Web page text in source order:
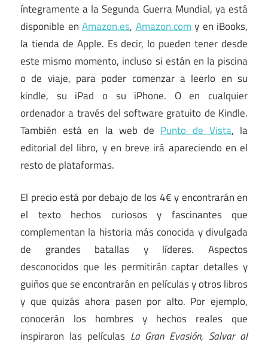
íntegramente a la Segunda Guerra Mundial, ya está
disponible en Amazon.es, Amazon.com y en iBooks,
la tienda de Apple. Es decir, lo pueden tener desde
este mismo momento, incluso si están en la piscina
o de viaje, para poder comenzar a leerlo en su
kindle, su iPad o su iPhone. O en cualquier
ordenador a través del software gratuito de Kindle.
También está en la web de Punto de Vista, la
editorial del libro, y en breve irá apareciendo en el
resto de plataformas.
El precio está por debajo de los 4€ y encontrarán en
el texto hechos curiosos y fascinantes que
complementan la historia más conocida y divulgada
de grandes batallas y líderes. Aspectos
desconocidos que les permitirán captar detalles y
guiños que se encontrarán en películas y otros libros
y que quizás ahora pasen por alto. Por ejemplo,
conocerán los hombres y hechos reales que
inspiraron las películas La Gran Evasión, Salvar al